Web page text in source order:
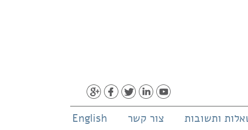
ותשובות צור קשר English